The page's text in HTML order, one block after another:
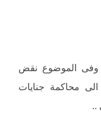
وفى الموضوع نقض
محاكمة جنايات
..